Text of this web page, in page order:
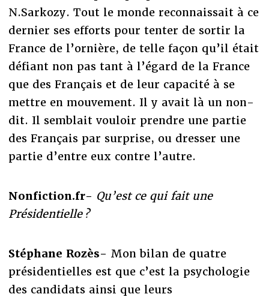
N.Sarkozy. Tout le monde reconnaissait à ce
dernier ses efforts pour tenter de sortir la
France de l’ornière, de telle façon qu’il était
défiant non pas tant à l’égard de la France
que des Français et de leur capacité à se
mettre en mouvement. Il y avait là un non-
dit. Il semblait vouloir prendre une partie
des Français par surprise, ou dresser une
partie d’entre eux contre l’autre.
Nonfiction.fr- Qu’est ce qui fait une
Présidentielle ?
Stéphane Rozès- Mon bilan de quatre
présidentielles est que c’est la psychologie
des candidats ainsi que leurs